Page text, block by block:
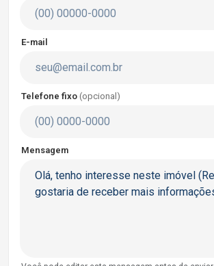
E-mail
Telefone fixo (opcional)
Mensagem